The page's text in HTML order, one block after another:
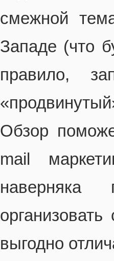
смежной
Западе (что
правило,
Обзор
mail
наверняка
выгодно